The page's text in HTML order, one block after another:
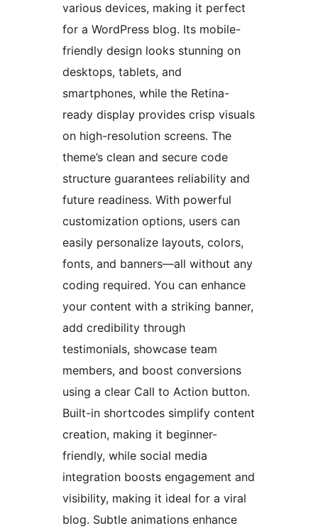
various devices, making it perfect
for a WordPress blog. Its mobile-
friendly design looks stunning on
desktops, tablets, and
smartphones, while the Retina-
ready display provides crisp visuals
on high-resolution screens. The
theme’s clean and secure code
structure guarantees reliability and
future readiness. With powerful
customization options, users can
easily personalize layouts, colors,
fonts, and banners—all without any
coding required. You can enhance
your content with a striking banner,
add credibility through
testimonials, showcase team
members, and boost conversions
using a clear Call to Action button.
Built-in shortcodes simplify content
creation, making it beginner-
friendly, while social media
integration boosts engagement and
visibility, making it ideal for a viral
blog. Subtle animations enhance